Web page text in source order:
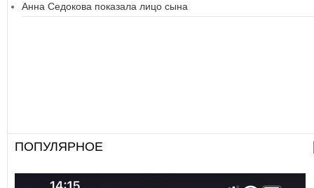
Анна Седокова показала лицо сына
ПОПУЛЯРНОЕ